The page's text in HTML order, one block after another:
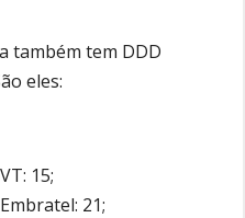
também tem DDD
eles:
15;
21;